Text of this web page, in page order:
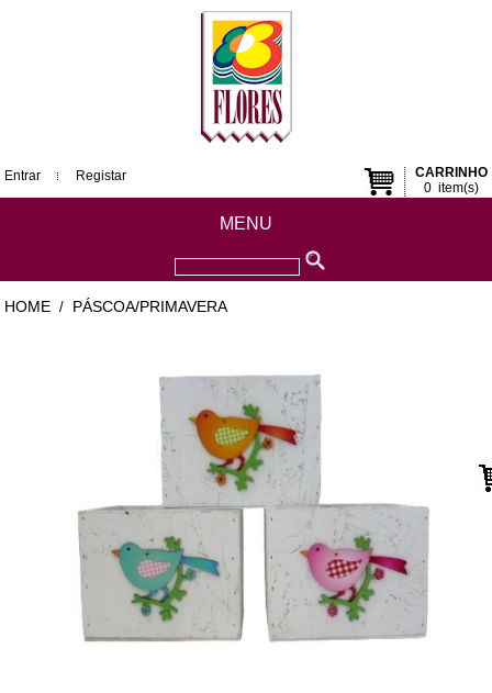
CARRINHO
0item(s)
Entrar Registar
MENU
HOME / PÁSCOA/PRIMAVERA